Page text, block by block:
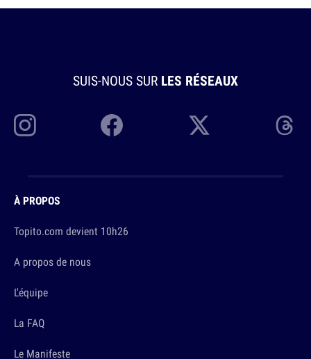
SUIS-NOUS SUR LES RÉSEAUX
À PROPOS
Topito.com devient 10h26
A propos de nous
L'équipe
La FAQ
Le Manifeste